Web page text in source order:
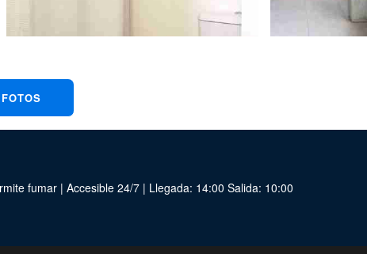
fumar | Accesible 24/7 | Llegada: 14:00 Salida: 10:00